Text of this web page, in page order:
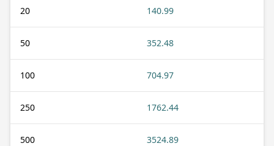
20 140.99
50 352.48
100 704.97
250 1762.44
500 3524.89